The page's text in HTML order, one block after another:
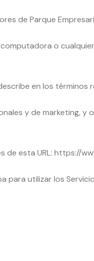
de Parque
o
en los
y de marketing,
de esta URL: https://
para utilizar los